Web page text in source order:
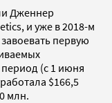
Дженнер
и уже в 2018-м
первую
(с 1 июня
$166,5
млн.